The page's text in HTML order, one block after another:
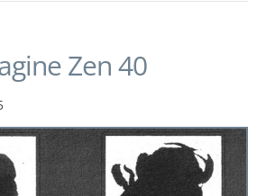
Zen 40